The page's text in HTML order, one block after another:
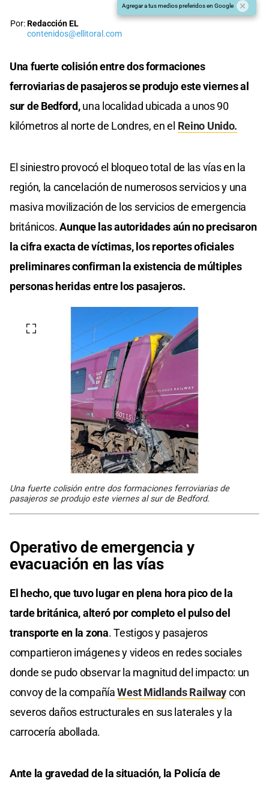
Agregar a tus medios preferidos en Google
Por:Redacción EL
contenidos@ellitoral.com
Una fuerte colisión entre dos formaciones
ferroviarias de pasajeros se produjo este viernes al
sur de Bedford,una localidad ubicada a unos 90
kilómetros al norte de Londres, en el Reino Unido.
El siniestro provocó el bloqueo total de las vías en la
región, la cancelación de numerosos servicios y una
masiva movilización de los servicios de emergencia
británicos.Aunque las autoridades aún no precisaron
la cifra exacta de víctimas, los reportes oficiales
preliminares confirman la existencia de múltiples
personas heridas entre los pasajeros.
Una fuerte colisión entre dos formaciones ferroviarias de
pasajeros se produjo este viernes al sur de Bedford.
Operativo de emergencia y
evacuación en las vías
El hecho, que tuvo lugar en plena hora pico de la
tarde británica, alteró por completo el pulso del
transporte en la zona. Testigos y pasajeros
compartieron imágenes y videos en redes sociales
donde se pudo observar la magnitud del impacto: un
convoy de la compañíaWest Midlands Railwaycon
severos daños estructurales en sus laterales y la
carrocería abollada.
Ante la gravedad de la situación, la Policía de